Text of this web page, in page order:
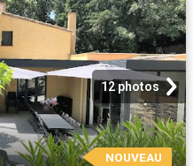
12 photos
NOUVEAU